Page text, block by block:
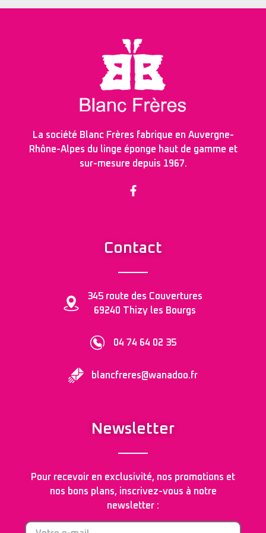
La société Blanc Frères fabrique en Auvergne-
Rhône-Alpes du linge éponge haut de gamme et
sur-mesure depuis 1967.
Contact
345 route des Couvertures
69240 Thizy les Bourgs
04 74 64 02 35
blancfreres@wanadoo.fr
Newsletter
Pour recevoir en exclusivité, nos promotions et
nos bons plans, inscrivez-vous à notre
newsletter :